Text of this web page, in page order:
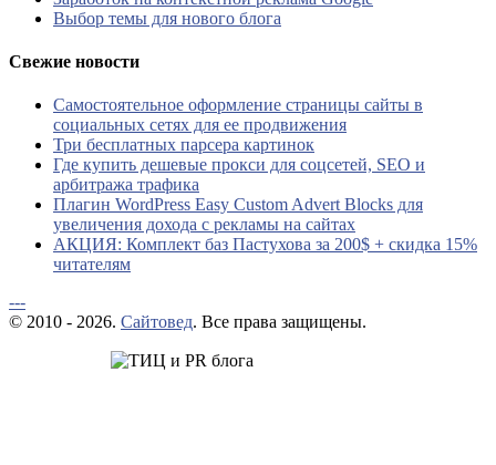
Выбор темы для нового блога
Свежие новости
Самостоятельное оформление страницы сайты в
социальных сетях для ее продвижения
Три бесплатных парсера картинок
Где купить дешевые прокси для соцсетей, SEO и
арбитража трафика
Плагин WordPress Easy Custom Advert Blocks для
увеличения дохода с рекламы на сайтах
АКЦИЯ: Комплект баз Пастухова за 200$ + скидка 15%
читателям
---
© 2010 - 2026. Сайтовед. Все права защищены.